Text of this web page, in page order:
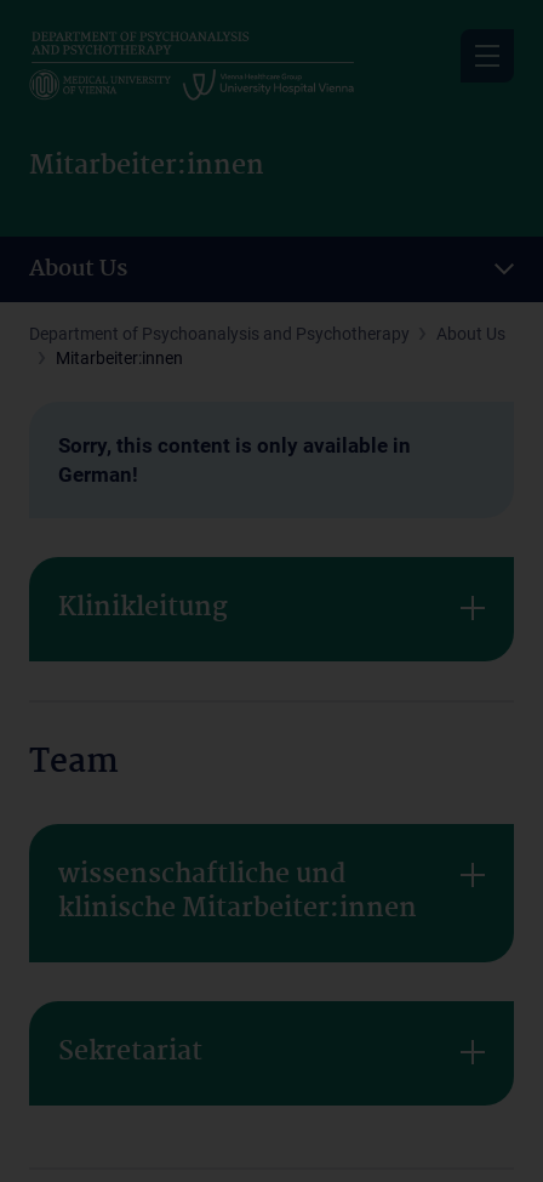
main
content
Mitarbeiter:innen
About Us
Department of Psychoanalysis and Psychotherapy
About Us
Mitarbeiter:innen
Sorry, this content is only available in
German!
Klinikleitung
Team
wissenschaftliche und
klinische Mitarbeiter:innen
Sekretariat